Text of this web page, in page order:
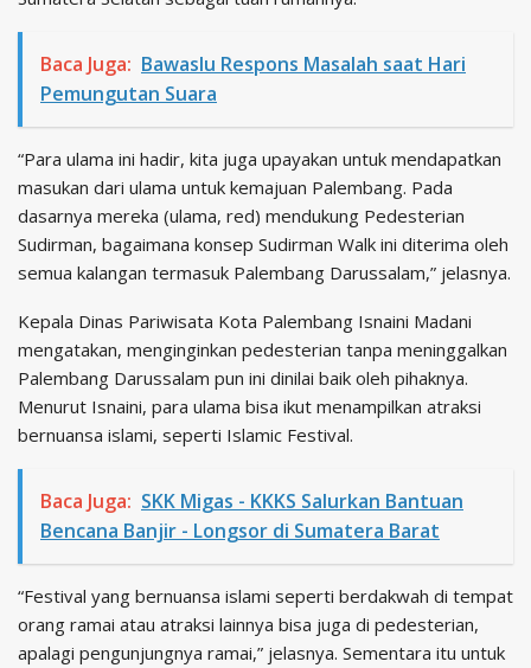
Baca Juga: Bawaslu Respons Masalah saat Hari
Pemungutan Suara
“Para ulama ini hadir, kita juga upayakan untuk mendapatkan
masukan dari ulama untuk kemajuan Palembang. Pada
dasarnya mereka (ulama, red) mendukung Pedesterian
Sudirman, bagaimana konsep Sudirman Walk ini diterima oleh
semua kalangan termasuk Palembang Darussalam,” jelasnya.
Kepala Dinas Pariwisata Kota Palembang Isnaini Madani
mengatakan, menginginkan pedesterian tanpa meninggalkan
Palembang Darussalam pun ini dinilai baik oleh pihaknya.
Menurut Isnaini, para ulama bisa ikut menampilkan atraksi
bernuansa islami, seperti Islamic Festival.
Baca Juga: SKK Migas - KKKS Salurkan Bantuan
Bencana Banjir - Longsor di Sumatera Barat
“Festival yang bernuansa islami seperti berdakwah di tempat
orang ramai atau atraksi lainnya bisa juga di pedesterian,
apalagi pengunjungnya ramai,” jelasnya. Sementara itu untuk